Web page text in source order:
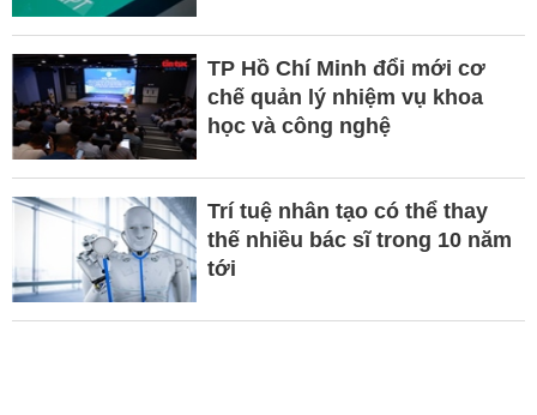
TP Hồ Chí Minh đổi mới cơ
chế quản lý nhiệm vụ khoa
học và công nghệ
Trí tuệ nhân tạo có thể thay
thế nhiều bác sĩ trong 10 năm
tới